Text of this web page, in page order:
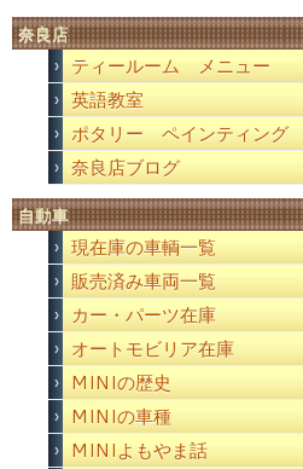
奈良店
ティールーム メニュー
英語教室
ポタリー ペインティング
奈良店ブログ
自動車
現在庫の車輌一覧
販売済み車両一覧
カー・パーツ在庫
オートモビリア在庫
MINIの歴史
MINIの車種
MINIよもやま話